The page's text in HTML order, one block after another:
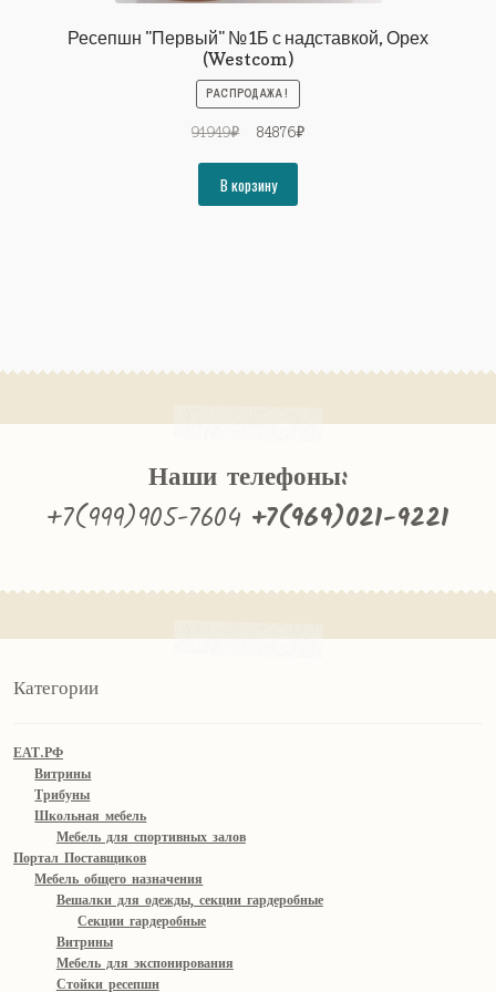
Ресепшн "Первый" №1Б с надставкой, Орех
(Westcom)
РАСПРОДАЖА!
91949₽
Первоначальная
составляла
91949₽.
84876₽Текущая
В корзину
Наши телефоны:
+7(999)905-7604 +7(969)021-9221
Категории
ЕАТ.РФ
Витрины
Трибуны
Школьная мебель
Мебель для спортивных залов
Портал Поставщиков
Мебель общего назначения
Вешалки для одежды, секции гардеробные
Секции гардеробные
Витрины
Мебель для экспонирования
Стойки ресепшн